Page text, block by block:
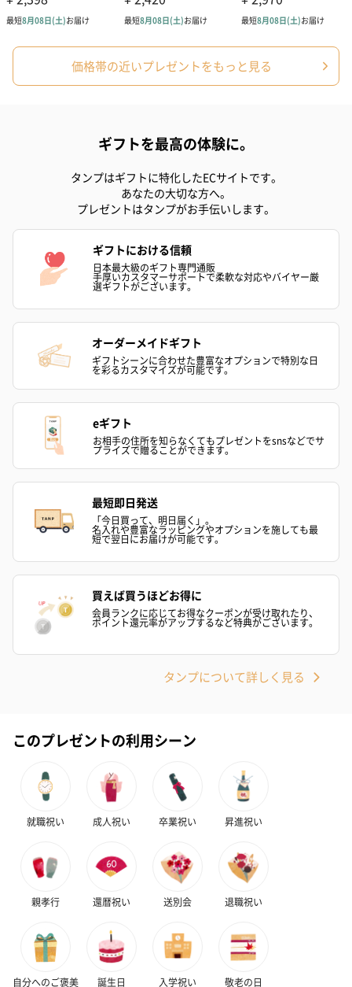
ハンドタオル・ハンカチ
ハンドタオル・ハンカチを同梱してお届けいたします。ギフトへ
花束ハンドタオル（ピ
ンク）（1,760円）
花束ハンドタオル（ブ
ルー）（1,760円）
ワイト）（
キャンドル・お香
キャンドル・お香を同梱してお届けいたします。
フラッグカプセル：イ
ンセンススティック
（END）（880円）
フラッグカプセル：イ
ンセンススティック
（St.OSMANTHUS）
（880円）
ショートイン
（880円）
※20歳未満の方への酒類の販売はいたしません。
酒（655円）
おつまみ・その他
お酒にぴったりのおつまみ・サプリを同梱してお届けいたしま
価格帯の近いプレゼントをもっと見る
ギフトを最高の体験に。
タンプはギフトに特化したECサイトです。
あなたの大切な方へ。
プレゼントはタンプがお手伝いします。
ギフトにおける信頼
日本最大級のギフト専門通販
手厚いカスタマーサポートで柔軟な対応やバイヤー厳
選ギフトがございます。
オーダーメイドギフト
ギフトシーンに合わせた豊富なオプションで特別な日
を彩るカスタマイズが可能です。
eギフト
お相手の住所を知らなくてもプレゼントをsnsなどでサ
プライズで贈ることができます。
最短即日発送
「今日買って、明日届く」。
名入れや豊富なラッピングやオプションを施しても最
短で翌日にお届けが可能です。
買えば買うほどお得に
会員ランクに応じてお得なクーポンが受け取れたり、
ポイント還元率がアップするなど特典がございます。
タンプについて詳しく見る
このプレゼントの利用シーン
就職祝い 成人祝い 卒業祝い 昇進祝い
親孝行 還暦祝い 送別会 退職祝い
自分へのご褒美 誕生日 入学祝い 敬老の日